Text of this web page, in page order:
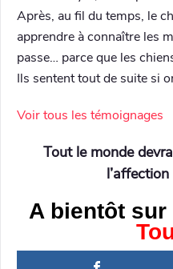
Après, au fil du temps, le
apprendre à connaître les
passe… parce que les
Ils sentent tout de suite si
Voir tous les témoignages
Tout le monde
A bientôt sur